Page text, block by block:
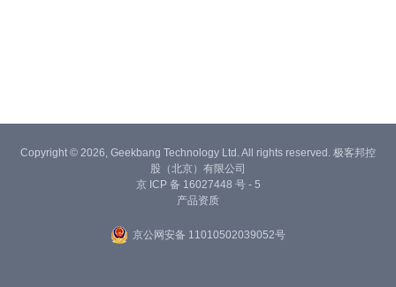
Copyright © 2026, Geekbang Technology Ltd. All rights reserved. 极客邦控
股（北京）有限公司
京 ICP 备 16027448 号 - 5
产品资质
京公网安备 11010502039052号